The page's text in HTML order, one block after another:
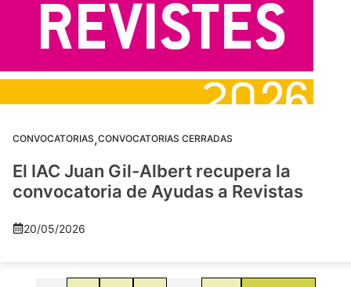
CONVOCATORIAS,CONVOCATORIAS CERRADAS
El IAC Juan Gil-Albert recupera la
convocatoria de Ayudas a Revistas
20/05/2026